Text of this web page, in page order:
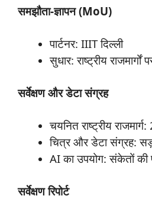
समझौता-ज्ञापन (MoU)
पार्टनर: IIIT दिल्ली
सुधार: राष्ट्रीय
सर्वेक्षणऔरडेटासंग्रह
चयनित राष्ट्रीय
चित्र और डेटा संग्रह:
AI का उपयोग: संकेतों की
सर्वेक्षणरिपोर्ट